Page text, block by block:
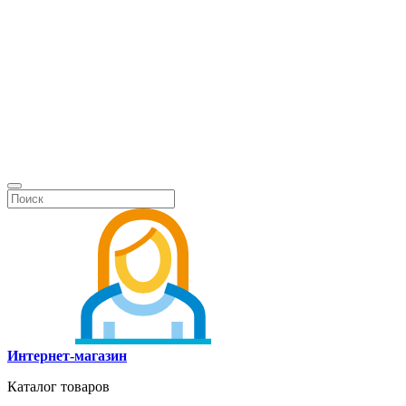
Интернет-магазин
Каталог товаров